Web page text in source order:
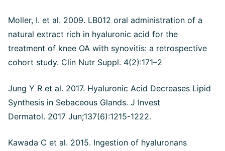
Moller, I. et al. 2009. LB012 oral administration of a
natural extract rich in hyaluronic acid for the
treatment of knee OA with synovitis: a retrospective
cohort study. Clin Nutr Suppl. 4(2):171–2
Jung Y R et al. 2017. Hyaluronic Acid Decreases Lipid
Synthesis in Sebaceous Glands. J Invest
Dermatol. 2017 Jun;137(6):1215-1222.
Kawada C et al. 2015. Ingestion of hyaluronans